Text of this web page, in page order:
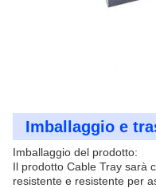
Imballaggio e
Imballaggio del prodotto:
Il prodotto Cable Tray sarà
resistente e resistente per